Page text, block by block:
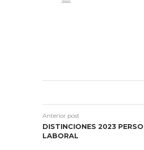
Anterior post
DISTINCIONES 2023
LABORAL